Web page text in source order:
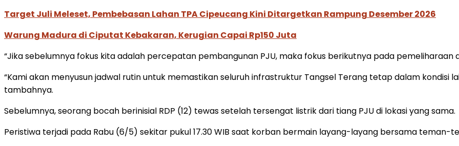
Target Juli Meleset, Pembebasan Lahan TPA Cipeucang Kini Ditargetkan Rampung Desember 2026
Warung Madura di Ciputat Kebakaran, Kerugian Capai Rp150 Juta
“Jika sebelumnya fokus kita adalah percepatan pembangunan PJU, maka fokus berikutnya pada pemeliharaan
“Kami akan menyusun jadwal rutin untuk memastikan seluruh infrastruktur Tangsel Terang tetap dalam kondisi
tambahnya.
Sebelumnya, seorang bocah berinisial RDP (12) tewas setelah tersengat listrik dari tiang PJU di lokasi yang sama.
Peristiwa terjadi pada Rabu (6/5) sekitar pukul 17.30 WIB saat korban bermain layang-layang bersama teman-